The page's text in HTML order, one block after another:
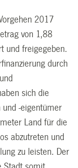
2017
von 1,88
und freigegeben.
durch
sich die
und -eigentümer
Land für die
abzutreten und
zu leisten. Der